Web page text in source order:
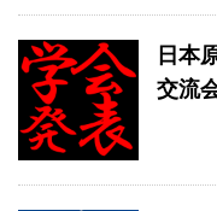
日本
交流